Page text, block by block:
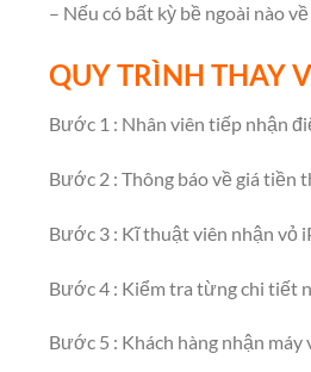
– Nếu có bất kỳ bề ngoài nào
QUY TRÌNH THAY
Bước 1 : Nhân viên tiếp nhận
Bước 2 : Thông báo về giá tiền
Bước 3 : Kĩ thuật viên nhận vỏ
Bước 4 : Kiểm tra từng chi tiết
Bước 5 : Khách hàng nhận